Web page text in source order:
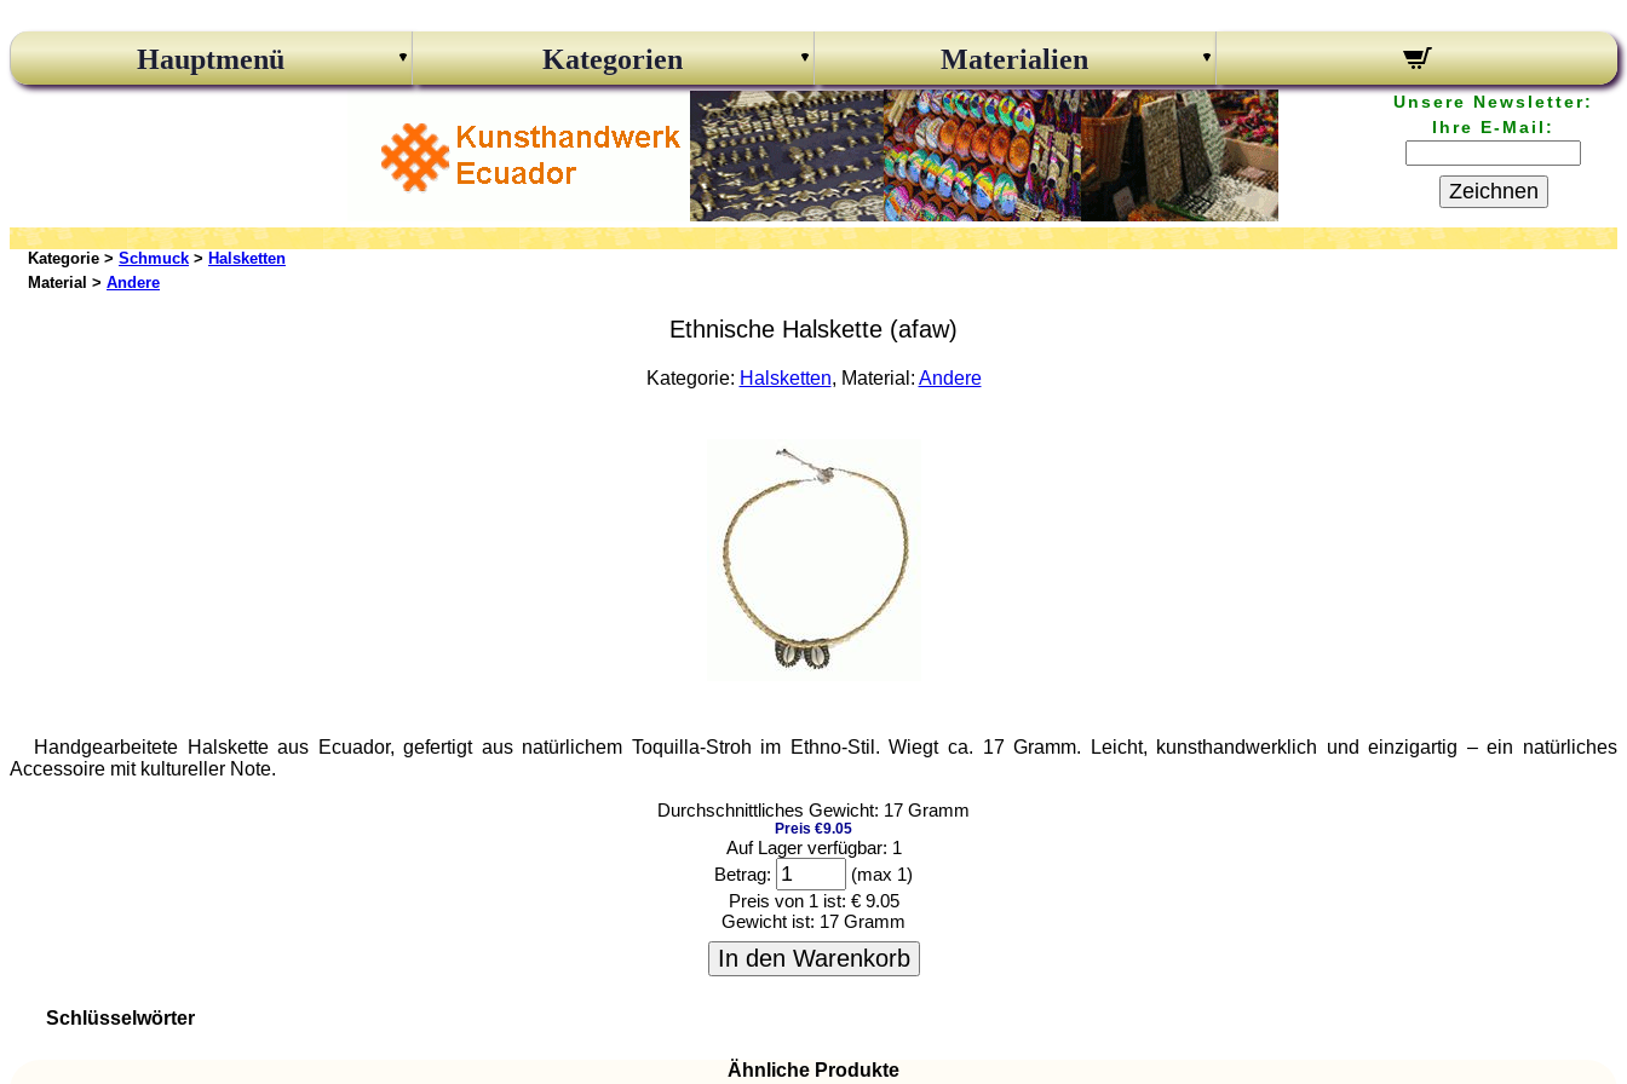
Hauptmenü Kategorien Materialien
Unsere Newsletter:
Ihre E-Mail:
Zeichnen
Kategorie > Schmuck > Halsketten
Material > Andere
Ethnische Halskette (afaw)
Kategorie: Halsketten, Material: Andere
Handgearbeitete Halskette aus Ecuador, gefertigt aus natürlichem Toquilla-Stroh im Ethno-Stil. Wiegt ca. 17 Gramm. Leicht, kunsthandwerklich und einzigartig – ein natürliches
Accessoire mit kultureller Note.
Durchschnittliches Gewicht: 17 Gramm
Preis €9.05
Auf Lager verfügbar: 1
Betrag:
(max 1)
Preis von 1 ist: € 9.05
Gewicht ist: 17 Gramm
In den Warenkorb
Schlüsselwörter
Ähnliche Produkte